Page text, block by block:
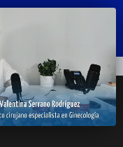
DEPORTES